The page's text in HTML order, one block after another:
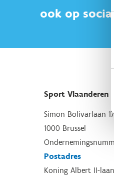
ook op
Sport Vlaanderen
Simon Bolivarlaan 17
1000 Brussel
Postadres
Koning Albert II-